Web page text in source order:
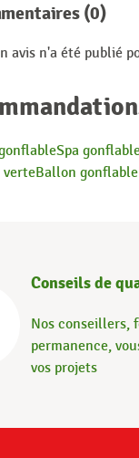
(0)
avis n'a été publié
Spa
verteBallon gonflable
Conseils de
Nos conseillers,
permanence,
vos projets